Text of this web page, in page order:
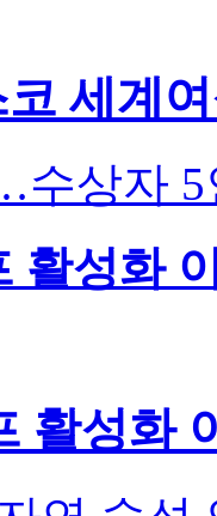
세계
상자 5
활성화
활성화